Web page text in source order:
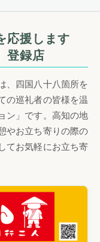
応援します
登録店
、四国八十八箇所を
の巡礼者の皆様を温
ン」です。高知の地
やお立ち寄りの際の
てお気軽にお立ち寄